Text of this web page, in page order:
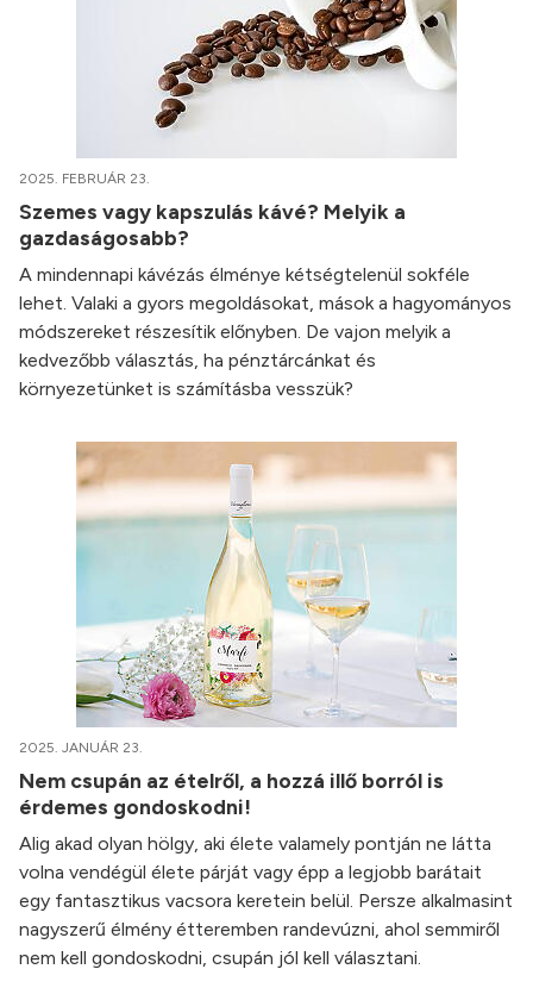
2025. FEBRUÁR 23.
Szemes vagy kapszulás kávé? Melyik a
gazdaságosabb?
A mindennapi kávézás élménye kétségtelenül sokféle
lehet. Valaki a gyors megoldásokat, mások a hagyományos
módszereket részesítik előnyben. De vajon melyik a
kedvezőbb választás, ha pénztárcánkat és
környezetünket is számításba vesszük?
2025. JANUÁR 23.
Nem csupán az ételről, a hozzá illő borról is
érdemes gondoskodni!
Alig akad olyan hölgy, aki élete valamely pontján ne látta
volna vendégül élete párját vagy épp a legjobb barátait
egy fantasztikus vacsora keretein belül. Persze alkalmasint
nagyszerű élmény étteremben randevúzni, ahol semmiről
nem kell gondoskodni, csupán jól kell választani.